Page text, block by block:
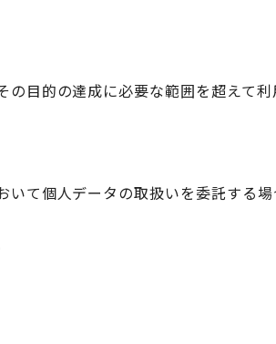
的の達成に必要な範囲を超え
個人データの取扱いを委託す